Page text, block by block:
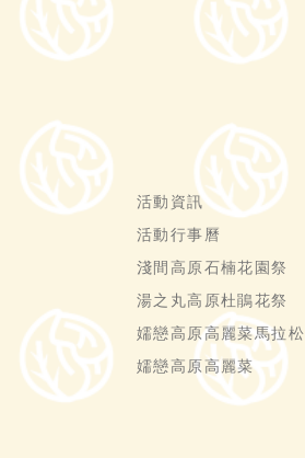
活動資訊
活動行事曆
淺間高原石楠花園祭
湯之丸高原杜鵑花祭
嬬戀高原高麗菜馬拉松
嬬戀高原高麗菜